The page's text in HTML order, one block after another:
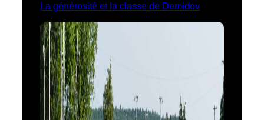
La générosité et la classe de Demidov